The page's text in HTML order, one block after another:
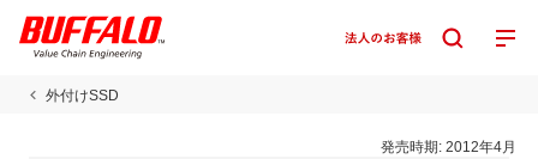
外付けSSD
発売時期:2012年4月